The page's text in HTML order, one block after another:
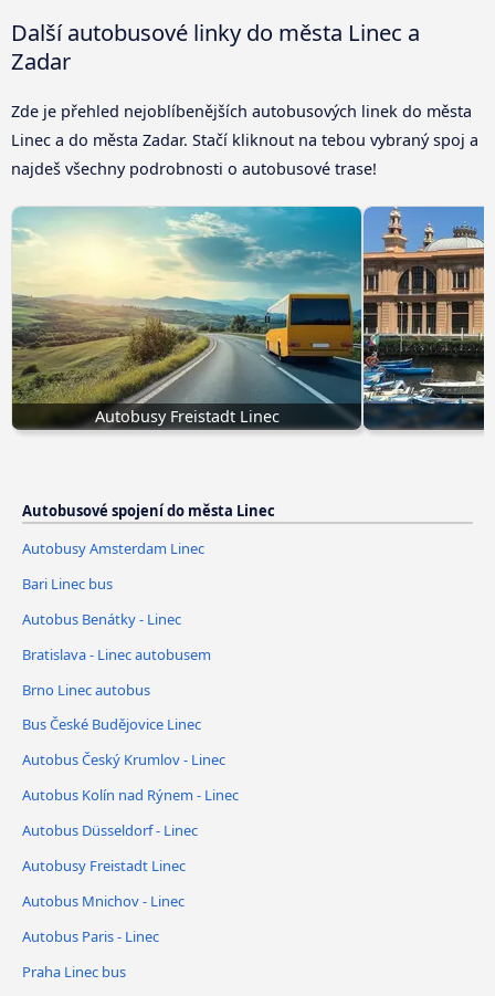
Další autobusové linky do města Linec a
Zadar
Zde je přehled nejoblíbenějších autobusových linek do města
Linec a do města Zadar. Stačí kliknout na tebou vybraný spoj a
najdeš všechny podrobnosti o autobusové trase!
Autobusy Freistadt Linec
Autobusové spojení do města Linec
Autobusy Amsterdam Linec
Bari Linec bus
Autobus Benátky - Linec
Bratislava - Linec autobusem
Brno Linec autobus
Bus České Budějovice Linec
Autobus Český Krumlov - Linec
Autobus Kolín nad Rýnem - Linec
Autobus Düsseldorf - Linec
Autobusy Freistadt Linec
Autobus Mnichov - Linec
Autobus Paris - Linec
Praha Linec bus